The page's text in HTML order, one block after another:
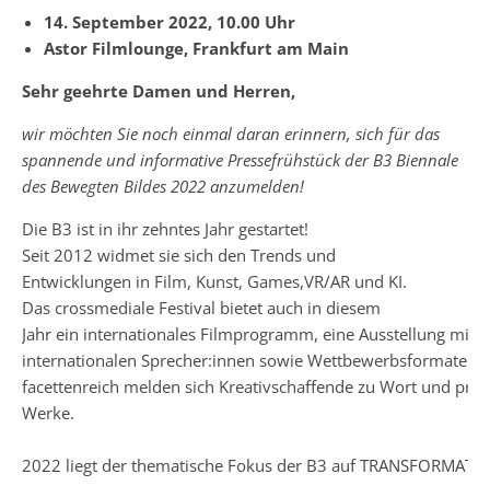
14. September 2022, 10.00 Uhr
Astor Filmlounge, Frankfurt am Main
Sehr geehrte Damen und Herren,
wir möchten Sie noch einmal daran erinnern, sich für das
spannende und informative Pressefrühstück der B3 Biennale
des Bewegten Bildes 2022 anzumelden!
Die B3 ist in ihr zehntes Jahr gestartet!
Seit 2012 widmet sie sich den Trends und
Entwicklungen in Film, Kunst, Games,VR/AR und KI.
Das crossmediale Festival bietet auch in diesem
Jahr ein internationales Filmprogramm, eine Ausstellung mit
internationalen Sprecher:innen sowie Wettbewerbsformaten.
facettenreich melden sich Kreativschaffende zu Wort und
Werke.
2022 liegt der thematische Fokus der B3 auf